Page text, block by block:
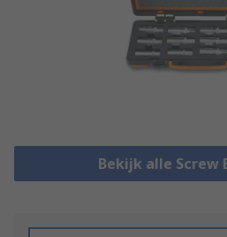
Bekijk alle Screw